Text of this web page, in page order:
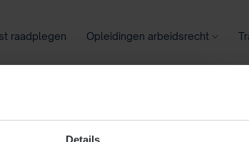
Details
raadplegen Opleidingen arbeidsrecht